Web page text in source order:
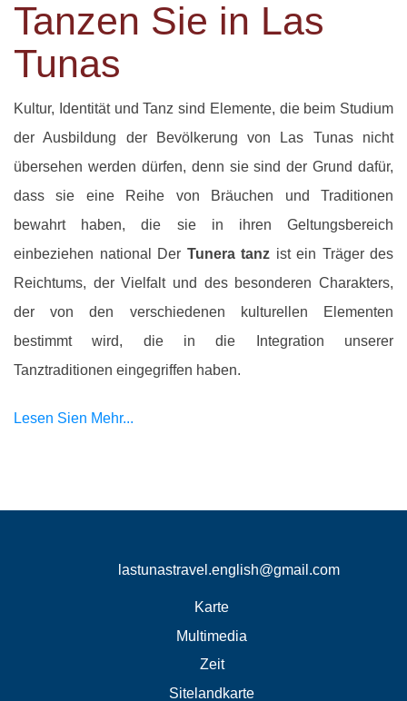
Tanzen Sie in Las
Tunas
Kultur, Identität und Tanz sind Elemente, die beim Studium
der Ausbildung der Bevölkerung von Las Tunas nicht
übersehen werden dürfen, denn sie sind der Grund dafür,
dass sie eine Reihe von Bräuchen und Traditionen
bewahrt haben, die sie in ihren Geltungsbereich
einbeziehen national Der Tunera tanz ist ein Träger des
Reichtums, der Vielfalt und des besonderen Charakters,
der von den verschiedenen kulturellen Elementen
bestimmt wird, die in die Integration unserer
Tanztraditionen eingegriffen haben.
Lesen Sien Mehr...
lastunastravel.english@gmail.com
Karte
Multimedia
Zeit
Sitelandkarte